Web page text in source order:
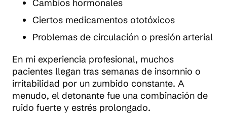
Cambios hormonales
Ciertos medicamentos ototóxicos
Problemas de circulación o presión arterial
En mi experiencia profesional, muchos
pacientes llegan tras semanas de insomnio o
irritabilidad por un zumbido constante. A
menudo, el detonante fue una combinación de
ruido fuerte y estrés prolongado.